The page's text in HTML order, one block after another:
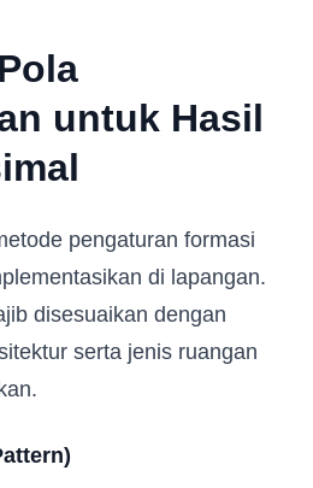
untuk Hasil
pengaturan formasi
di lapangan.
disesuaikan dengan
serta jenis ruangan